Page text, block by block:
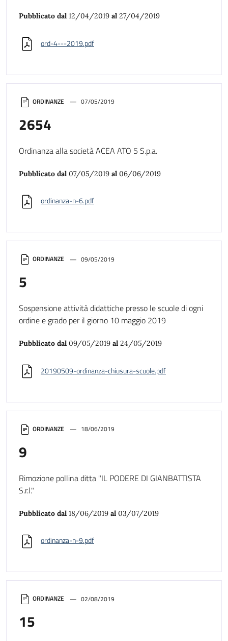
ORDINANZE 02/08/2019
15
ORDINANZE 18/06/2019
9
Rimozione pollina ditta "IL PODERE DI GIANBATTISTA
S.r.l."
Pubblicato dal 18/06/2019 al 03/07/2019
ordinanza-n-9.pdf
ORDINANZE 09/05/2019
5
Sospensione attività didattiche presso le scuole di ogni
ordine e grado per il giorno 10 maggio 2019
Pubblicato dal 09/05/2019 al 24/05/2019
20190509-ordinanza-chiusura-scuole.pdf
ORDINANZE 07/05/2019
2654
Ordinanza alla società ACEA ATO 5 S.p.a.
Pubblicato dal 07/05/2019 al 06/06/2019
ordinanza-n-6.pdf
Pubblicato dal 12/04/2019 al 27/04/2019
ord-4---2019.pdf